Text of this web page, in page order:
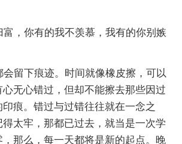
富，你有的我不羡慕，我有的你别嫉
留下痕迹。时间就像橡皮擦，可以
无心错过，但却不能擦去那些因过
痕。错过与过错往往就在一念之
太牢，那都已过去，就当是一次学
那么，每一天都将是新的起点。晚